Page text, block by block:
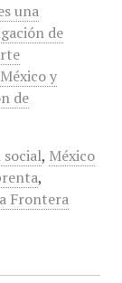
una
de
y
de
, México
,
Frontera